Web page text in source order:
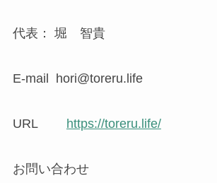
代表： 堀 智貴
E-mail hori@toreru.life
URL https://toreru.life/
お問い合わせ